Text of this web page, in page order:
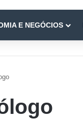
E NEGÓCIOS